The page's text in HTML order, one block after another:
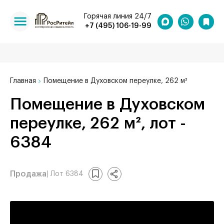
+7 (495) 106-19-99
Горячая линия 24/7
Главная Помещение в Духовском переулке, 262 м²
Помещение в Духовском
переулке, 262 м², лот -
6384
Продажа | Лот 6384